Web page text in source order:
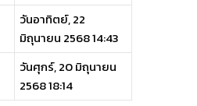
วันอาทิตย์, 22
มิถุนายน 2568 14:43
วันศุกร์, 20 มิถุนายน
2568 18:14